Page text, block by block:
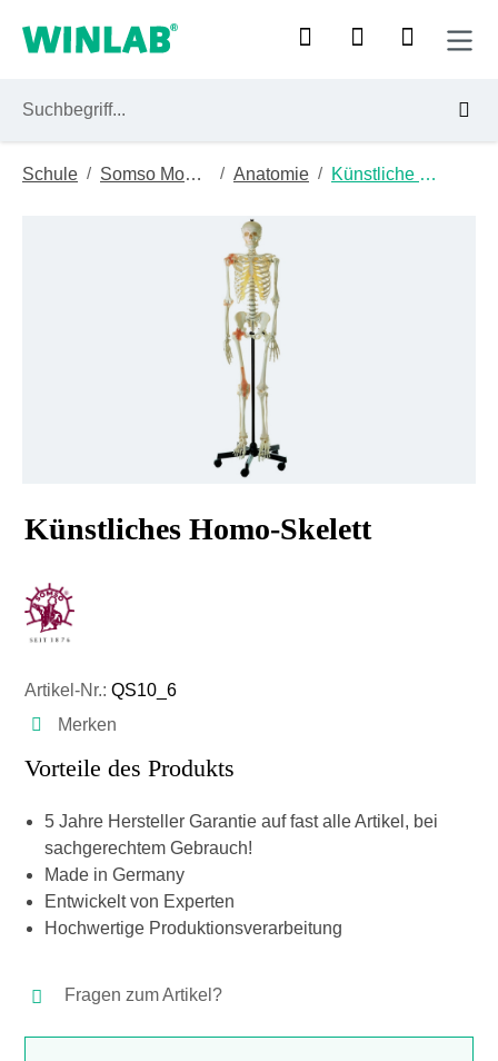
Zum Hauptinhalt springen
Schule / Somso Modelle / Anatomie / Künstliche Homoskelette
Künstliches Homo-Skelett
Artikel-Nr.: QS10_6
Merken
Vorteile des Produkts
5 Jahre Hersteller Garantie auf fast alle Artikel, bei
sachgerechtem Gebrauch!
Made in Germany
Entwickelt von Experten
Hochwertige Produktionsverarbeitung
Fragen zum Artikel?